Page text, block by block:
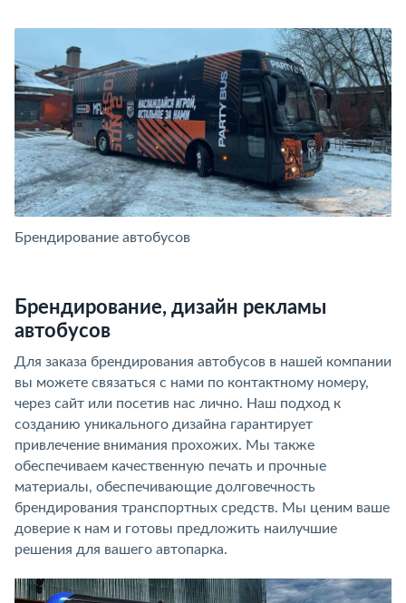
Брендирование автобусов
Брендирование, дизайн рекламы
автобусов
Для заказа брендирования автобусов в нашей компании
вы можете связаться с нами по контактному номеру,
через сайт или посетив нас лично. Наш подход к
созданию уникального дизайна гарантирует
привлечение внимания прохожих. Мы также
обеспечиваем качественную печать и прочные
материалы, обеспечивающие долговечность
брендирования транспортных средств. Мы ценим ваше
доверие к нам и готовы предложить наилучшие
решения для вашего автопарка.